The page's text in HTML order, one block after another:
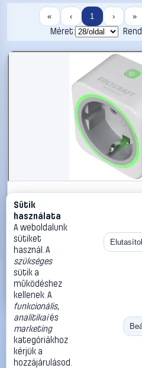
« ‹ 1 › »
Méret:
Okos energiafogyasztás
iOS és Android applikációval
Voltcraft SEM6000
VOLTCRAFT Hálózati
13 990 Ft
Kosárba
«
Méret:
©2026
ÁSZF
Sütik
használata
A weboldalunk
sütiket
használ. A
szükséges
sütik a
működéshez
kellenek. A
funkcionális,
analitikaiés
marketing
kategóriákhoz
kérjük a
hozzájárulásod.